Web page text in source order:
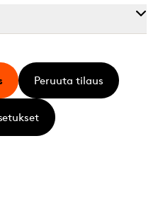
Peruuta tilaus